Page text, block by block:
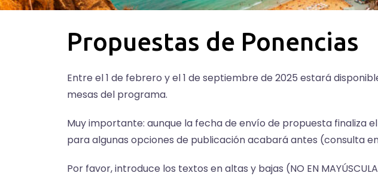
Propuestas de Ponencias
Entre el 1 de febrero y el 1 de septiembre de 2025 estará
mesas del programa.
Muy importante: aunque la fecha de envío de propuesta finaliza
para algunas opciones de publicación acabará antes (consulta
Por favor, introduce los textos en altas y bajas (NO EN